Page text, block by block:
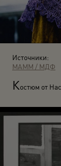
Источники:
МАММ / МДФ
Костюм от